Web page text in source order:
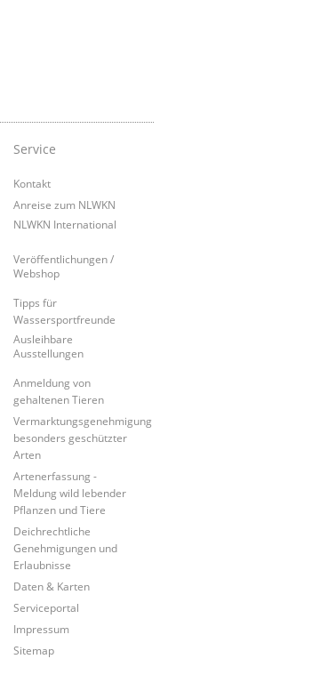
Service
Kontakt
Anreise zum NLWKN
NLWKN International
Veröffentlichungen /
Webshop
Tipps für
Wassersportfreunde
Ausleihbare
Ausstellungen
Anmeldung von
gehaltenen Tieren
Vermarktungsgenehmigung
besonders geschützter
Arten
Artenerfassung -
Meldung wild lebender
Pflanzen und Tiere
Deichrechtliche
Genehmigungen und
Erlaubnisse
Daten & Karten
Serviceportal
Impressum
Sitemap